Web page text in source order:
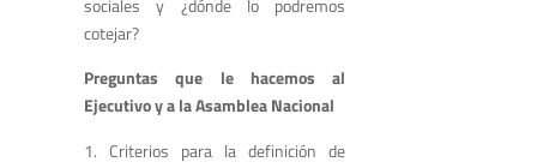
sociales y ¿dónde lo podremos
cotejar?
Preguntas que le hacemos al
Ejecutivo y a la Asamblea Nacional
Criterios para la definición de